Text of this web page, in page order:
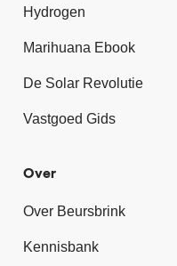
Hydrogen
Marihuana Ebook
De Solar Revolutie
Vastgoed Gids
Over
Over Beursbrink
Kennisbank